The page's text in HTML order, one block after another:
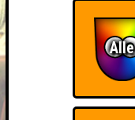
Alle